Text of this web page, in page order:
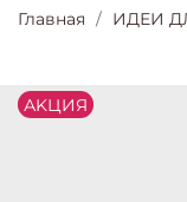
Главная ИДЕИ
АKЦИЯ